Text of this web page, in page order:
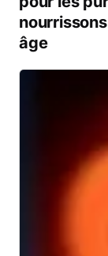
âge